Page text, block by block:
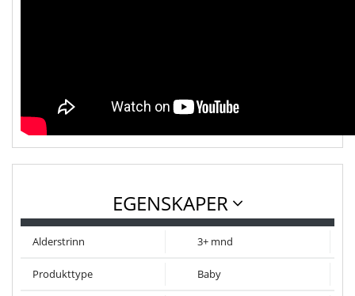
EGENSKAPER
Alderstrinn 3+ mnd
Produkttype Baby